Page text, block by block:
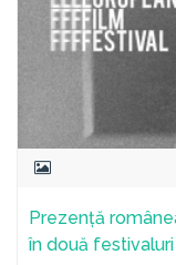
Prezență
în două